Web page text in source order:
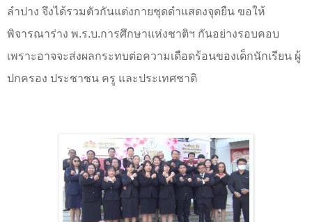
ลำปาง จึงได้รวมตัวกันแต่งกายชุดดำแสดงจุดยืน ขอให้
พิจารณาร่าง พ.ร.บ.การศึกษาแห่งชาติฯ กันอย่างรอบคอบ
เพราะอาจจะส่งผลกระทบต่อความเดือดร้อนของเด็กนักเรียน ผู้
ปกครอง ประชาชน ครู และประเทศชาติ